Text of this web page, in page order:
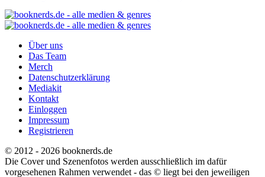
Über uns
Das Team
Merch
Datenschutzerklärung
Mediakit
Kontakt
Einloggen
Impressum
Registrieren
© 2012 - 2026 booknerds.de
Die Cover und Szenenfotos werden ausschließlich im dafür
vorgesehenen Rahmen verwendet - das © liegt bei den jeweiligen